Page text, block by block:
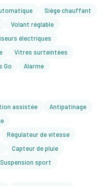
Siège chauffant
Volant réglable
électriques
Vitres surteintées
Go
Alarme
assistée
Antipatinage
Régulateur de vitesse
Capteur de pluie
Suspension sport